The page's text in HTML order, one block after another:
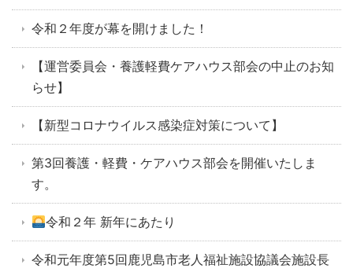
令和２年度が幕を開けました！
【運営委員会・養護軽費ケアハウス部会の中止のお知
らせ】
【新型コロナウイルス感染症対策について】
第3回養護・軽費・ケアハウス部会を開催いたしま
す。
令和２年 新年にあたり
令和元年度第5回鹿児島市老人福祉施設協議会施設長